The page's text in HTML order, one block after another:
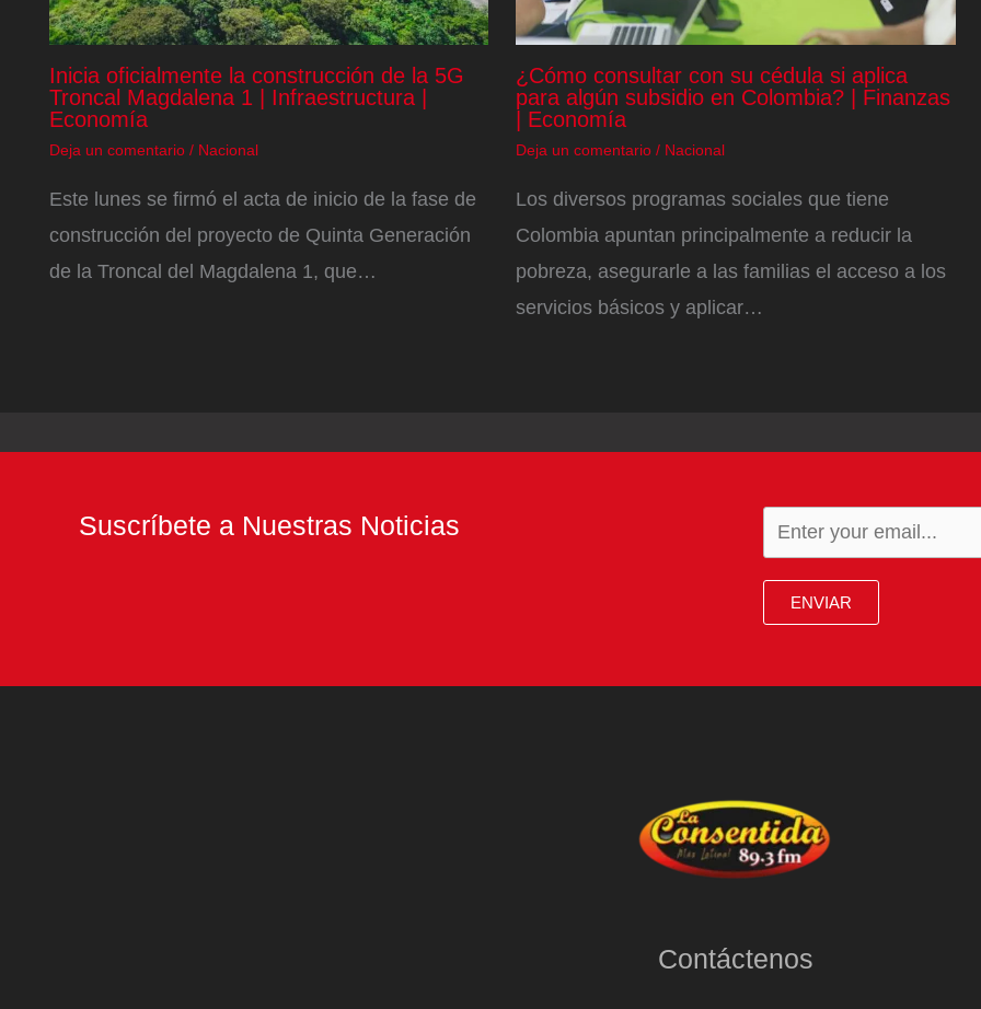
Inicia oficialmente la construcción de la 5G
Troncal Magdalena 1 | Infraestructura |
Economía
Deja un comentario / Nacional
Este lunes se firmó el acta de inicio de la fase de
construcción del proyecto de Quinta Generación
de la Troncal del Magdalena 1, que…
¿Cómo consultar con su cédula si aplica
para algún subsidio en Colombia? | Finanzas
| Economía
Deja un comentario / Nacional
Los diversos programas sociales que tiene
Colombia apuntan principalmente a reducir la
pobreza, asegurarle a las familias el acceso a los
servicios básicos y aplicar…
Suscríbete a Nuestras Noticias
ENVIAR
Contáctenos